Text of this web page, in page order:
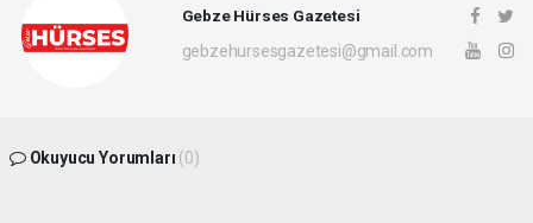
Gebze Hürses Gazetesi
gebzehursesgazetesi@gmail.com
Okuyucu Yorumları (0)